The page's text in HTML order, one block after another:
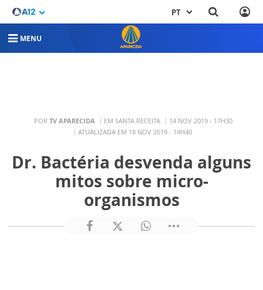
PT
MENU
POR TV APARECIDA EM SANTA RECEITA
14 NOV 2019 - 17H30
ATUALIZADA EM 18 NOV 2019 - 14H40
Dr. Bactéria desvenda alguns
mitos sobre micro-
organismos